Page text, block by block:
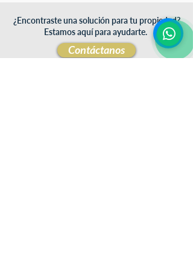
¿Encontraste una solución para tu propiedad?
Estamos aquí para ayudarte.
Contáctanos